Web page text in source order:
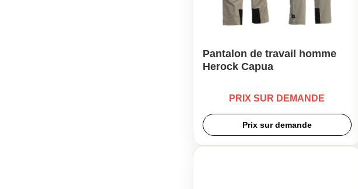
Pantalon de travail homme
Herock Capua
PRIX SUR DEMANDE
Prix sur demande